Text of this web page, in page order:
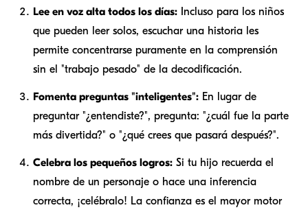
Lee en voz alta todos los días: Incluso para los niños
que pueden leer solos, escuchar una historia les
permite concentrarse puramente en la comprensión
sin el "trabajo pesado" de la decodificación.
Fomenta preguntas "inteligentes": En lugar de
preguntar "¿entendiste?", pregunta: "¿cuál fue la parte
más divertida?" o "¿qué crees que pasará después?".
Celebra los pequeños logros: Si tu hijo recuerda el
nombre de un personaje o hace una inferencia
correcta, ¡celébralo! La confianza es el mayor motor